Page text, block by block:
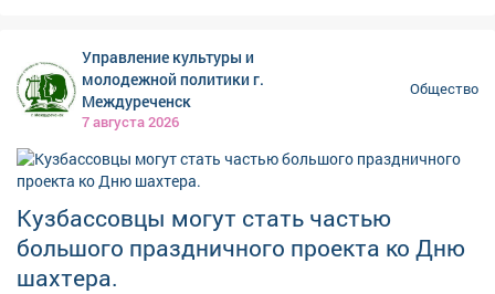
Управление культуры и
молодежной политики г.
Междуреченск
7 августа 2026
Общество
Кузбассовцы могут стать частью
большого праздничного проекта ко Дню
шахтера.